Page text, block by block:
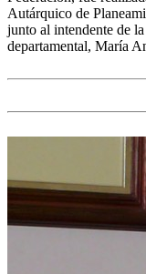
Autárquico de
junto al intendente de
departamental, María